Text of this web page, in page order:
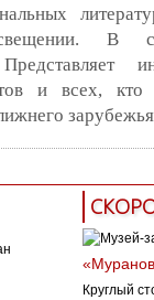
В
и всех, кто
Круглый